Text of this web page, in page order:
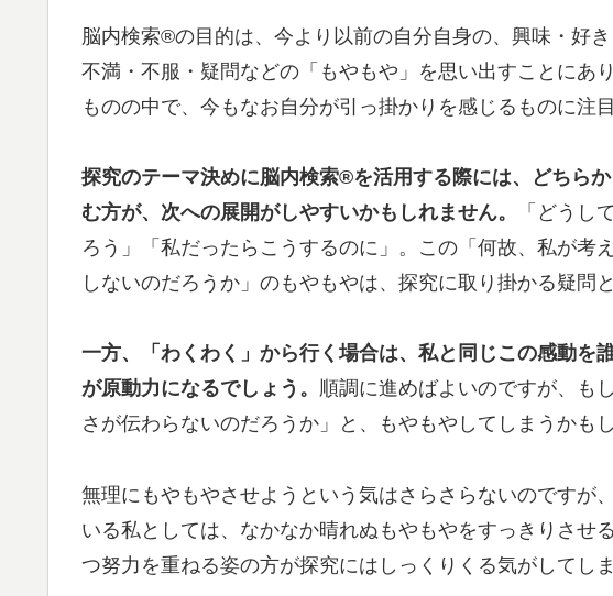
脳内検索®︎の目的は、今より以前の自分自身の、興味・好
不満・不服・疑問などの「もやもや」を思い出すことにあ
ものの中で、今もなお自分が引っ掛かりを感じるものに注目
探究のテーマ決めに脳内検索®︎を活用する際には、どちら
む方が、次への展開がしやすいかもしれません。
「どうし
ろう」「私だったらこうするのに」。この「何故、私が考
しないのだろうか」のもやもやは、探究に取り掛かる疑問
一方、「わくわく」から行く場合は、私と同じこの感動を
が原動力になるでしょう。 順調に進めばよいのですが、も
さが伝わらないのだろうか」と、もやもやしてしまうかも
無理にもやもやさせようという気はさらさらないのですが
いる私としては、なかなか晴れぬもやもやをすっきりさせ
つ努力を重ねる姿の方が探究にはしっくりくる気がしてしま